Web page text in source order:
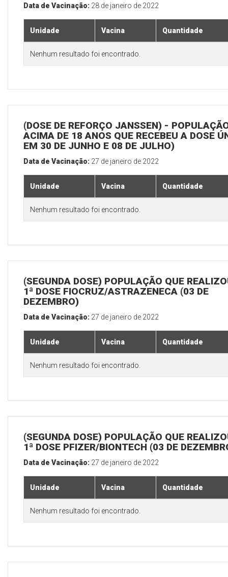
Data de Vacinação: 28 de janeiro de 2022
Unidade Vacina Quantidade
Nenhum resultado foi encontrado.
(DOSE DE REFORÇO JANSSEN) -
ACIMA DE 18 ANOS QUE RECEBEU A DOSE
EM 30 DE JUNHO E 08 DE JULHO)
Data de Vacinação: 27 de janeiro de 2022
Unidade Vacina Quantidade
Nenhum resultado foi encontrado.
(SEGUNDA DOSE) POPULAÇÃO QUE
1ª DOSE FIOCRUZ/ASTRAZENECA (03 DE
DEZEMBRO)
Data de Vacinação: 27 de janeiro de 2022
Unidade Vacina Quantidade
Nenhum resultado foi encontrado.
(SEGUNDA DOSE) POPULAÇÃO QUE
1ª DOSE PFIZER/BIONTECH (03 DE
Data de Vacinação: 27 de janeiro de 2022
Unidade Vacina Quantidade
Nenhum resultado foi encontrado.